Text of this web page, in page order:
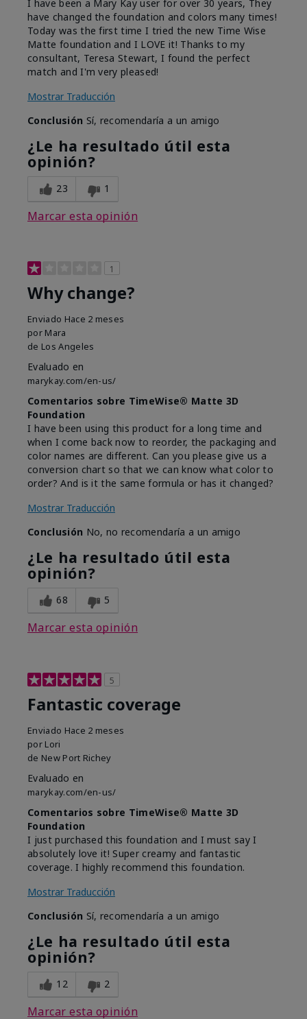
I have been a Mary Kay user for over 30 years, They
have changed the foundation and colors many times!
Today was the first time I tried the new Time Wise
Matte foundation and I LOVE it! Thanks to my
consultant, Teresa Stewart, I found the perfect
match and I'm very pleased!
Mostrar Traducción
Conclusión Sí, recomendaría a un amigo
¿Le ha resultado útil esta
opinión?
23 1
Marcar esta opinión
1
Why change?
Enviado Hace 2 meses
por Mara
de Los Angeles
Evaluado en
marykay.com/en-us/
Comentarios sobre TimeWise® Matte 3D
Foundation
I have been using this product for a long time and
when I come back now to reorder, the packaging and
color names are different. Can you please give us a
conversion chart so that we can know what color to
order? And is it the same formula or has it changed?
Mostrar Traducción
Conclusión No, no recomendaría a un amigo
¿Le ha resultado útil esta
opinión?
68 5
Marcar esta opinión
5
Fantastic coverage
Enviado Hace 2 meses
por Lori
de New Port Richey
Evaluado en
marykay.com/en-us/
Comentarios sobre TimeWise® Matte 3D
Foundation
I just purchased this foundation and I must say I
absolutely love it! Super creamy and fantastic
coverage. I highly recommend this foundation.
Mostrar Traducción
Conclusión Sí, recomendaría a un amigo
¿Le ha resultado útil esta
opinión?
12 2
Marcar esta opinión